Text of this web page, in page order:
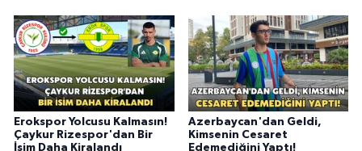
Erokspor Yolcusu Kalmasın!
Çaykur Rizespor'dan Bir
İsim Daha Kiralandı
Azerbaycan'dan Geldi,
Kimsenin Cesaret
Edemediğini Yaptı!